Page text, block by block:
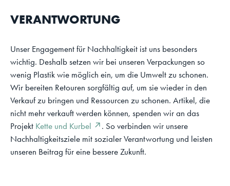
VERANTWORTUNG
Unser Engagement für Nachhaltigkeit ist uns besonders
wichtig. Deshalb setzen wir bei unseren Verpackungen so
wenig Plastik wie möglich ein, um die Umwelt zu schonen.
Wir bereiten Retouren sorgfältig auf, um sie wieder in den
Verkauf zu bringen und Ressourcen zu schonen. Artikel, die
nicht mehr verkauft werden können, spenden wir an das
Projekt Kette und Kurbel ↗ . So verbinden wir unsere
Nachhaltigkeitsziele mit sozialer Verantwortung und leisten
unseren Beitrag für eine bessere Zukunft.